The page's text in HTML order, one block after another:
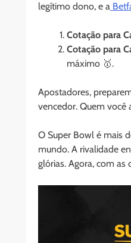
legítimo dono, e a
Cotação para
Cotação para
máximo 🥇.
Apostadores,
vencedor. Quem você
O Super Bowl é mais
mundo. A rivalidade
glórias. Agora, com as